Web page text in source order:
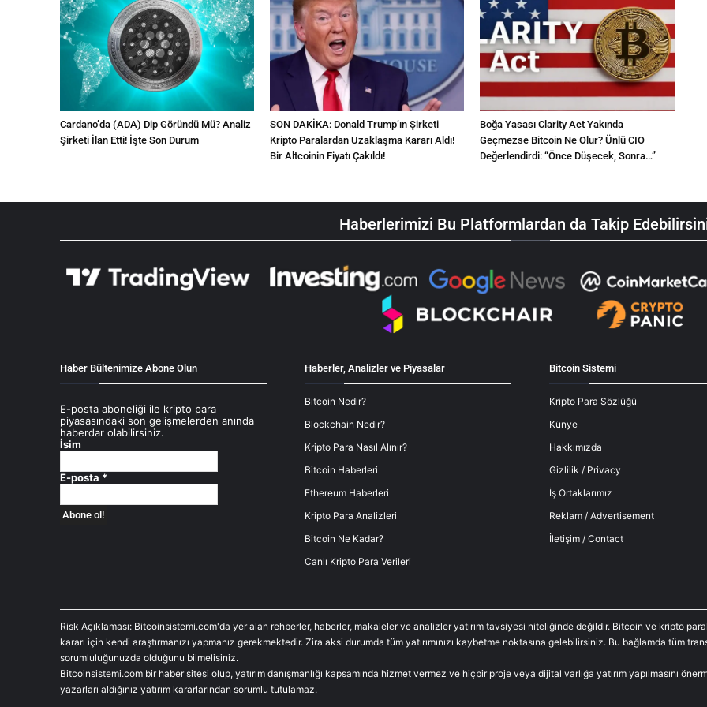
Cardano’da (ADA) Dip Göründü Mü? Analiz
Şirketi İlan Etti! İşte Son Durum
SON DAKİKA: Donald Trump’ın Şirketi
Kripto Paralardan Uzaklaşma Kararı Aldı!
Bir Altcoinin Fiyatı Çakıldı!
Boğa Yasası Clarity Act Yakında
Geçmezse Bitcoin Ne Olur? Ünlü CIO
Değerlendirdi: “Önce Düşecek, Sonra…”
Haberlerimizi Bu Platformlardan da Takip
Haber Bültenimize Abone Olun
E-posta aboneliği ile kripto para
piyasasındaki son gelişmelerden anında
haberdar olabilirsiniz.
İsim
E-posta *
Haberler, Analizler ve Piyasalar
Bitcoin Nedir?
Blockchain Nedir?
Kripto Para Nasıl Alınır?
Bitcoin Haberleri
Ethereum Haberleri
Kripto Para Analizleri
Bitcoin Ne Kadar?
Canlı Kripto Para Verileri
Bitcoin Sistemi
Kripto Para Sözlüğü
Künye
Hakkımızda
Gizlilik / Privacy
İş Ortaklarımız
Reklam / Advertisement
İletişim / Contact
Risk Açıklaması: Bitcoinsistemi.com'da yer alan rehberler, haberler, makaleler ve analizler yatırım tavsiyesi niteliğinde değildir. Bitcoin ve kripto
kararı için kendi araştırmanızı yapmanız gerekmektedir. Zira aksi durumda tüm yatırımınızı kaybetme noktasına gelebilirsiniz. Bu bağlamda tüm
sorumluluğunuzda olduğunu bilmelisiniz.
Bitcoinsistemi.com bir haber sitesi olup, yatırım danışmanlığı kapsamında hizmet vermez ve hiçbir proje veya dijital varlığa yatırım yapılmasını
yazarları aldığınız yatırım kararlarından sorumlu tutulamaz.